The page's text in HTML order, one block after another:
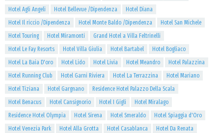
Hotel Agli Angeli
Hotel Bellevue /Dipendenza
Hotel Diana
Hotel Il riccio /Dipendenza
Hotel Monte Baldo /Dipendenza
Hotel San Michele
Hotel Touring
Hotel Miramonti
Grand Hotel a Villa Feltrinelli
Hotel Le Fay Resorts
Hotel Villa Giulia Hotel Bartabel
Hotel Bogliaco
Hotel La Baia D'oro
Hotel Lido Hotel Livia Hotel Meandro
Hotel Palazzina
Hotel Running Club
Hotel Garni Riviera Hotel La Terrazzina
Hotel Mariano
Hotel Tiziana
Hotel Gargnano
Residence Hotel Palazzo Della Scala
Hotel Benacus
Hotel Cansignorio Hotel I Gigli
Hotel Miralago
Residence Hotel Olympia
Hotel Sirena Hotel Smeraldo
Hotel Spiaggia d'Oro
Hotel Venezia Park
Hotel Alla Grotta Hotel Casablanca
Hotel Da Renata